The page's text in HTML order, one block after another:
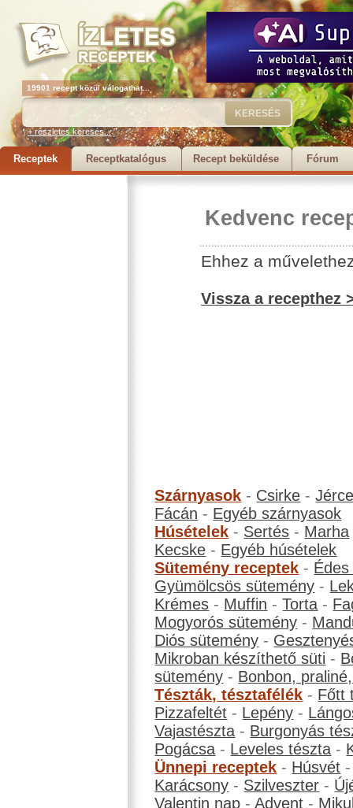
19901 recept közül válogathat...
+ részletes keresés...
Receptek Receptkatalógus Recept beküldése Fórum
Kedvenc
Ehhez a
Vissza a recepthez
Szárnyasok - Csirke -
Fácán - Egyéb szárnyasok
Húsételek - Sertés - Marha
Kecske - Egyéb húsételek
Sütemény receptek -
Gyümölcsös sütemény -
Krémes - Muffin -Torta -
Mogyorós sütemény -
Diós sütemény -
Mikroban készíthető süti -
sütemény - Bonbon,
Tészták, tésztafélék - Főtt
Pizzafeltét - Lepény -
Vajastészta - Burgonyás
Pogácsa - Leveles tészta -
Ünnepi receptek - Húsvét
Karácsony - Szilveszter -
Valentin nap -Advent -